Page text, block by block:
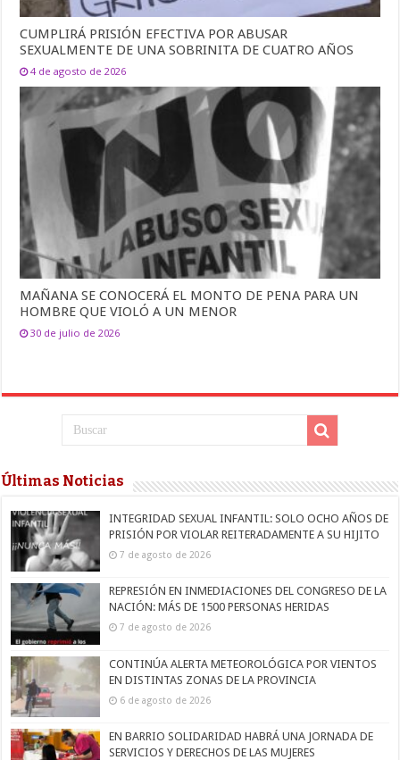
CUMPLIRÁ PRISIÓN EFECTIVA POR ABUSAR
SEXUALMENTE DE UNA SOBRINITA DE CUATRO AÑOS
4 de agosto de 2026
MAÑANA SE CONOCERÁ EL MONTO DE PENA PARA UN
HOMBRE QUE VIOLÓ A UN MENOR
30 de julio de 2026
Últimas Noticias
INTEGRIDAD SEXUAL INFANTIL: SOLO OCHO AÑOS DE
PRISIÓN POR VIOLAR REITERADAMENTE A SU HIJITO
7 de agosto de 2026
REPRESIÓN EN INMEDIACIONES DEL CONGRESO DE LA
NACIÓN: MÁS DE 1500 PERSONAS HERIDAS
7 de agosto de 2026
CONTINÚA ALERTA METEOROLÓGICA POR VIENTOS
EN DISTINTAS ZONAS DE LA PROVINCIA
6 de agosto de 2026
EN BARRIO SOLIDARIDAD HABRÁ UNA JORNADA DE
SERVICIOS Y DERECHOS DE LAS MUJERES